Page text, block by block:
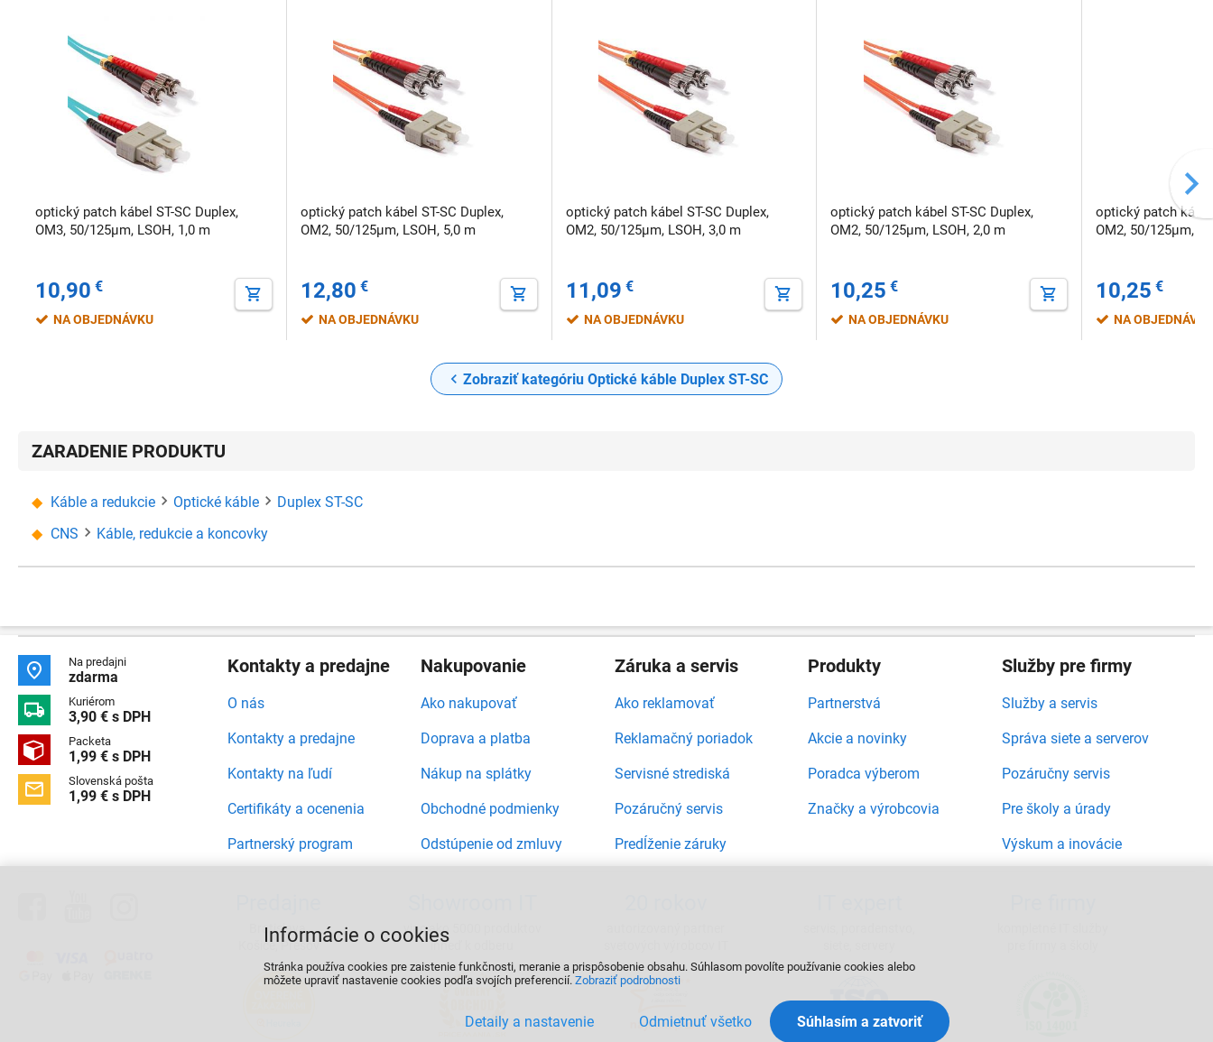
optický patch kábel ST-SC Duplex,
OM3, 50/125µm, LSOH, 1,0 m
10,90 €
NA OBJEDNÁVKU
optický patch kábel ST-SC Duplex,
OM2, 50/125µm, LSOH, 5,0 m
12,80 €
NA OBJEDNÁVKU
optický patch kábel ST-SC Duplex,
OM2, 50/125µm, LSOH, 3,0 m
11,09 €
NA OBJEDNÁVKU
optický patch kábel ST-SC Duplex,
OM2, 50/125µm, LSOH, 2,0 m
10,25 €
NA OBJEDNÁVKU
optický patch kábel
OM2, 50/125µm,
10,25 €
NA
Zobraziť kategóriu Optické káble Duplex ST-SC
ZARADENIE PRODUKTU
Káble a redukcie Optické káble
Duplex ST-SC
CNS
Káble, redukcie a koncovky
 Na predajni
zdarma
 Kuriérom
3,90 € s DPH
 Packeta
1,99 € s DPH
 Slovenská pošta
1,99 € s DPH
Kontakty a predajne
O nás
Kontakty a predajne
Kontakty na ľudí
Certifikáty a ocenenia
Partnerský program
Nakupovanie
Ako nakupovať
Doprava a platba
Nákup na splátky
Obchodné podmienky
Odstúpenie od zmluvy
Záruka a servis
Ako reklamovať
Reklamačný poriadok
Servisné strediská
Pozáručný servis
Predĺženie záruky
Produkty
Partnerstvá
Akcie a novinky
Poradca výberom
Značky a výrobcovia
Služby pre firmy
Služby a servis
Správa siete a serverov
Pozáručny servis
Pre školy a úrady
Výskum a inovácie
Bratislava,
Košice, Prešov
viac ako 5000 produktov
ihneď k odberu
Informácie o cookies
Stránka používa cookies pre zaistenie funkčnosti, meranie a prispôsobenie obsahu. Súhlasom povolíte používanie cookies alebo
môžete upraviť nastavenie cookies podľa svojích preferencií. Zobraziť podrobnosti
Detaily a nastavenie Odmietnuť všetko Súhlasím a zatvoriť